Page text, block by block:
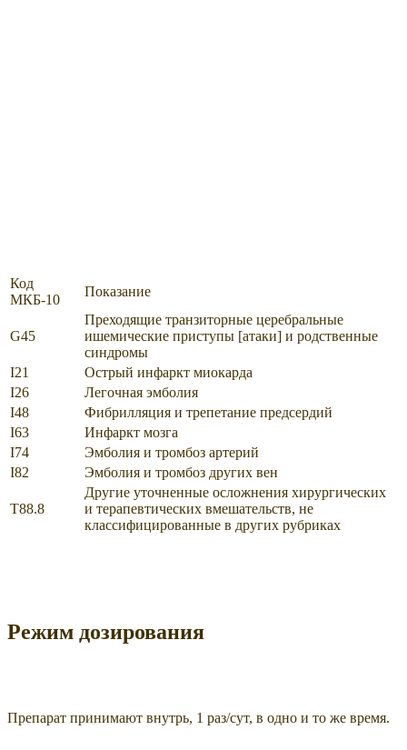
Код
МКБ-10
Показание
G45
Преходящие транзиторные церебральные
ишемические приступы [атаки] и родственные
синдромы
I21
Острый инфаркт миокарда
I26
Легочная эмболия
I48
Фибрилляция и трепетание предсердий
I63
Инфаркт мозга
I74
Эмболия и тромбоз артерий
I82
Эмболия и тромбоз других вен
T88.8
Другие уточненные осложнения хирургических
и терапевтических вмешательств, не
классифицированные в других рубриках
Режим дозирования
Препарат принимают внутрь, 1 раз/сут, в одно и то же время.